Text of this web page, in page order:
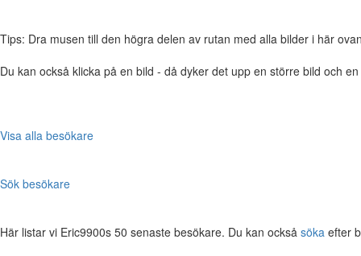
Tips: Dra musen till den högra delen av rutan med alla bilder i här
Du kan också klicka på en bild - då dyker det upp en större bild och
Visa alla besökare
Sök besökare
Här listar vi Eric9900s 50 senaste besökare. Du kan också söka efter